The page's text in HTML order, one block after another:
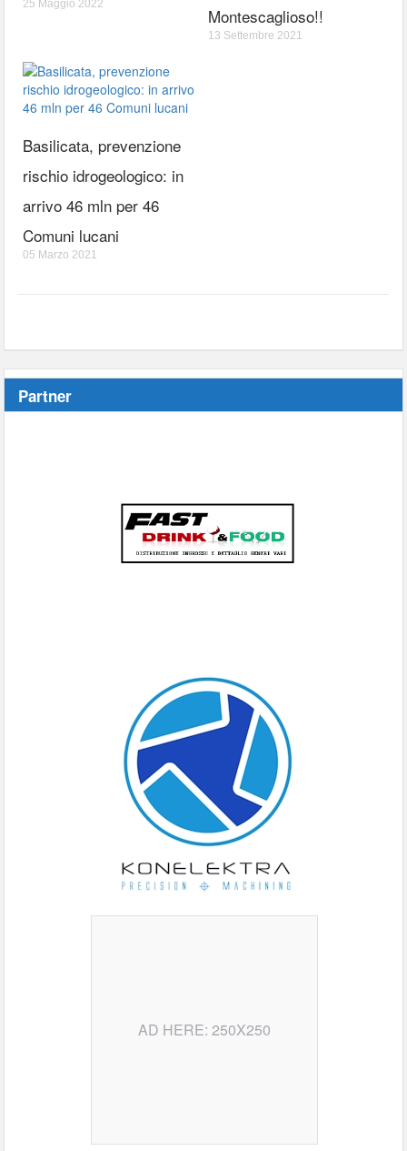
25 Maggio 2022
Montescaglioso!!
13 Settembre 2021
Basilicata, prevenzione
rischio idrogeologico: in
arrivo 46 mln per 46
Comuni lucani
05 Marzo 2021
Partner
AD HERE: 250X250